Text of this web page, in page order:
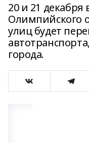
20 и 21 декабря
Олимпийского
улиц будет
города.